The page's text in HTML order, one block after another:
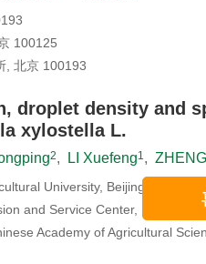
100125
, 北京 100193
droplet density and
xylostella L.
2, LI Xuefeng1,
University, Beijing 100193,
and Service Center, Beijing
Academy of Agricultural
喜